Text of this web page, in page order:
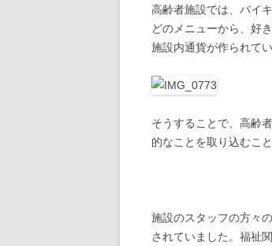
高齢者施設では、バイ
どのメニューから、好
施設内通貨が作られて
そうすることで、高齢
的なことを取り込むこ
施設のスタッフの方々
されていました。福祉